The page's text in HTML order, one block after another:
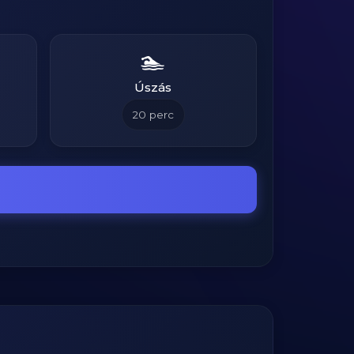
🏊
Úszás
20 perc